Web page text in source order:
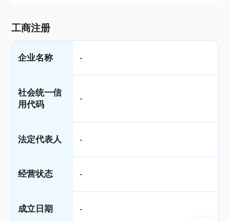
工商注册
企业名称 -
社会统一信
用代码
-
法定代表人 -
经营状态 -
成立日期 -